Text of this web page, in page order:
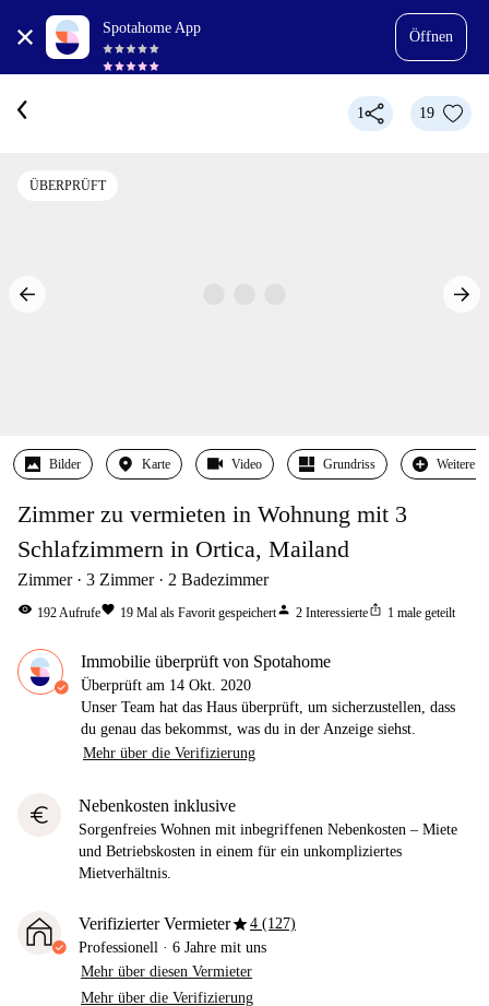
Spotahome App
Öffnen
1 19
ÜBERPRÜFT
Bilder Karte Video Grundriss Weitere
Zimmer zu vermieten in Wohnung mit 3
Schlafzimmern in Ortica, Mailand
Zimmer 3 Zimmer 2 Badezimmer
visibility 192Aufrufefavorite 19 Mal als Favorit gespeichertperson 2 Interessierteios_share 1 male geteilt
Immobilie überprüft von Spotahome
Überprüft am 14 Okt. 2020
Unser Team hat das Haus überprüft, um sicherzustellen, dass
du genau das bekommst, was du in der Anzeige siehst.
Mehr über die Verifizierung
euro Nebenkosten inklusive
Sorgenfreies Wohnen mit inbegriffenen Nebenkosten – Miete
und Betriebskosten in einem für ein unkompliziertes
Mietverhältnis.
Verifizierter Vermieterstar4 (127)
Professionell · 6 Jahre mit uns
Mehr über diesen Vermieter
Mehr über die Verifizierung